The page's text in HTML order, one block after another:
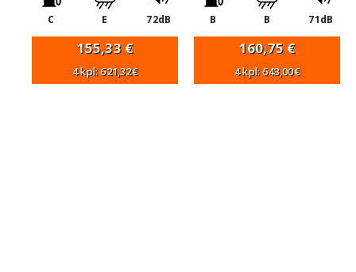
C E 72dB
155,33 €
4 kpl: 621,32€
B B 71dB
160,75 €
4 kpl: 643,00€